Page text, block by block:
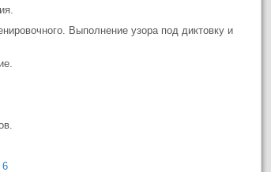
Выполнение узора под диктовку и
6